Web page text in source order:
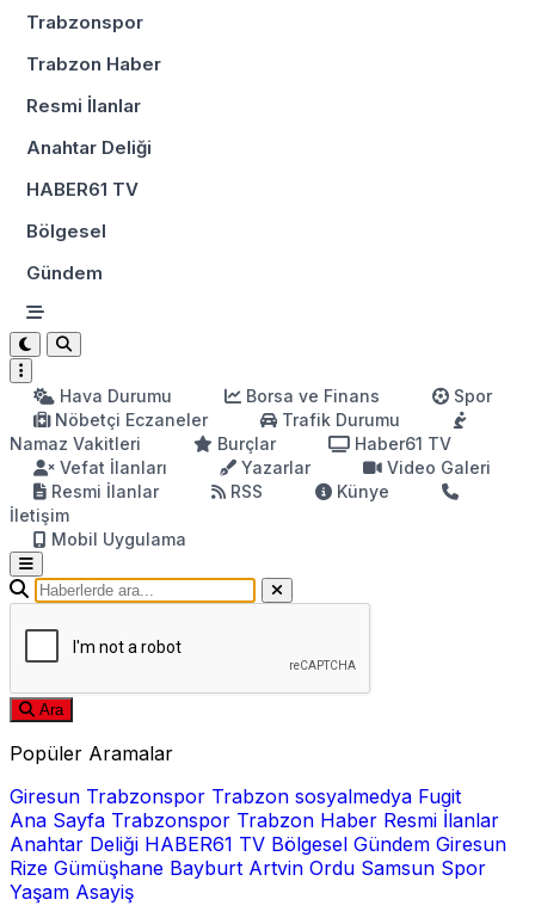
Trabzonspor
Trabzon Haber
Resmi İlanlar
Anahtar Deliği
HABER61 TV
Bölgesel
Gündem
Hava Durumu Borsa ve Finans
Spor
Nöbetçi Eczaneler
Trafik Durumu
Namaz Vakitleri
Burçlar
Haber61 TV
Vefat İlanları
Yazarlar
Video Galeri
Resmi İlanlar
RSS
Künye
İletişim
Mobil Uygulama
Ara
Popüler Aramalar
Giresun Trabzonspor Trabzon sosyalmedya Fugit
Ana Sayfa Trabzonspor Trabzon Haber Resmi İlanlar
Anahtar Deliği HABER61 TV Bölgesel Gündem Giresun
Rize Gümüşhane Bayburt Artvin Ordu Samsun Spor
Yaşam Asayiş